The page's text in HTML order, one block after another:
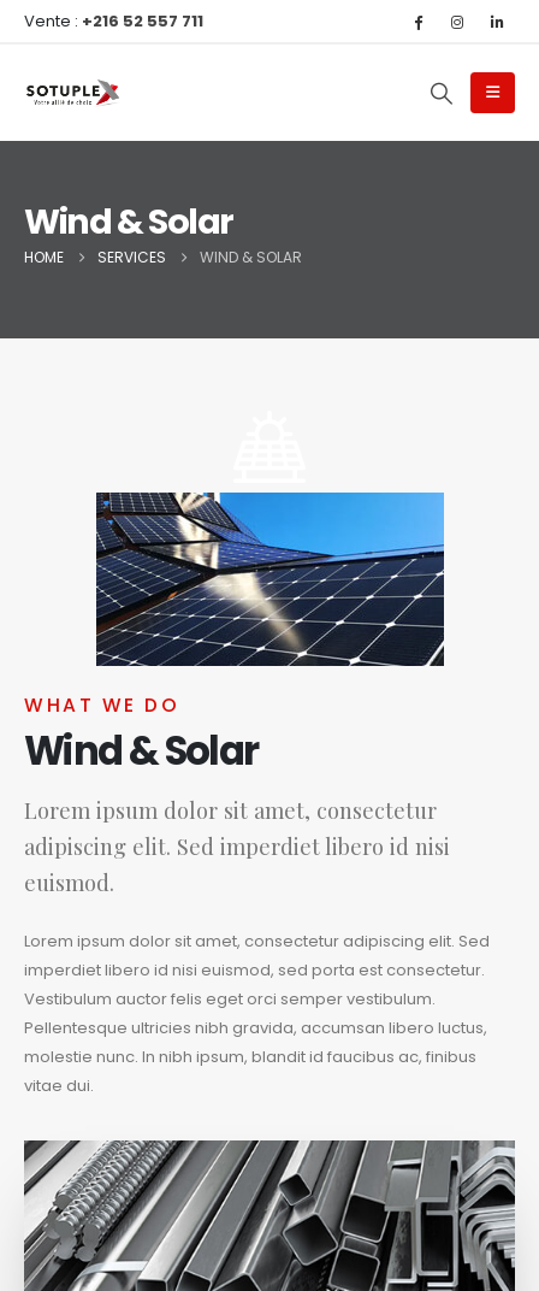
Vente : +216 52 557 711
Wind & Solar
HOME SERVICES WIND & SOLAR
WHAT WE DO
Wind & Solar
Lorem ipsum dolor sit amet, consectetur
adipiscing elit. Sed imperdiet libero id nisi
euismod.
Lorem ipsum dolor sit amet, consectetur adipiscing elit. Sed
imperdiet libero id nisi euismod, sed porta est consectetur.
Vestibulum auctor felis eget orci semper vestibulum.
Pellentesque ultricies nibh gravida, accumsan libero luctus,
molestie nunc. In nibh ipsum, blandit id faucibus ac, finibus
vitae dui.